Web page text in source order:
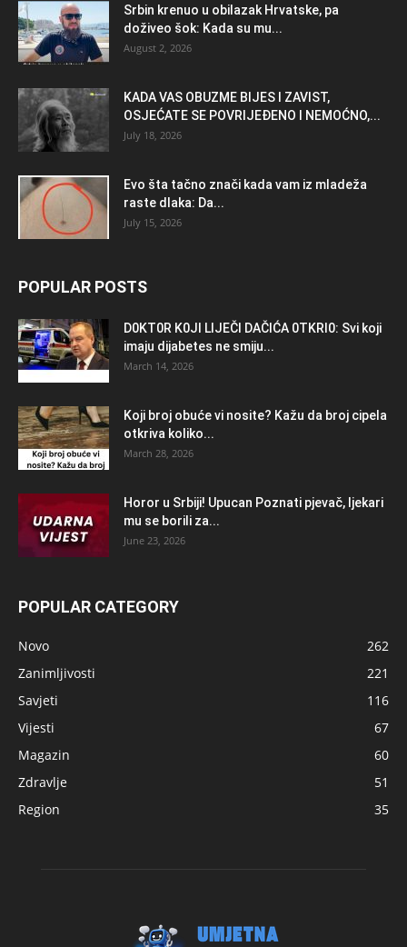
Srbin krenuo u obilazak Hrvatske, pa
doživeo šok: Kada su mu...
August 2, 2026
KADA VAS OBUZME BIJES I ZAVIST,
OSJEĆATE SE POVRIJEĐENO I NEMOĆNO,...
July 18, 2026
Evo šta tačno znači kada vam iz mladeža
raste dlaka: Da...
July 15, 2026
POPULAR POSTS
D0KT0R K0Jl LlJEČl DAČlĆA 0TKRl0: Svi koji
imaju dijabetes ne smiju...
March 14, 2026
Koji broj obuće vi nosite? Kažu da broj cipela
otkriva koliko...
March 28, 2026
Horor u Srbiji! Upucan Poznati pjevač, ljekari
mu se borili za...
June 23, 2026
POPULAR CATEGORY
Novo
262
Zanimljivosti
221
Savjeti
116
Vijesti
67
Magazin
60
Zdravlje
51
Region
35